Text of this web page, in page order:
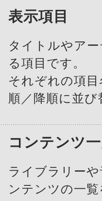
表示項目
タイトルやア
る項目です。
それぞれの項
順／降順に並
コンテンツ
ライブラリー
ンテンツの一